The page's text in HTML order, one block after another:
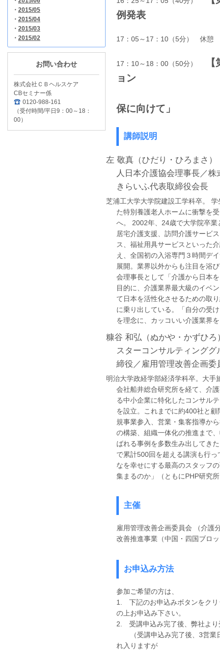
・ 2015/05
・ 2015/04
・ 2015/03
・ 2015/02
お問い合わせ
株式会社ＣＢヘルスケア
CBセミナー係
0120-988-161
（受付時間/平日9：00～18：
00）
例発表
17：05～17：10（5分） 休憩
17：10～18：00（50分）
ョン
保に向けて」
講師説明
左 敬真（ひだり・ひろまさ
人日本介護協会理事長／株
きらいふ代表取締役会長
芝浦工大学大学院建設工学科卒。
た特別養護老人ホームに衝撃を
へ。 2002年、24歳で大学院卒業
居宅介護支援、訪問介護サービ
ス、福祉用具サービスといった
え、全国初の入浴専門３時間デ
展開。業界以外からも注目を浴
会理事長として「介護から日本
目的に、介護業界最大級のイベ
て日本を活性化させるための取
に乗り出している。「自分の受
を理念に、カッコいい介護業界
糠谷 和弘（ぬかや・かずひ
スターコンサルティンググ
締役／雇用管理改善企画委
明治大学政経学部経済学科卒。大手
会社船井総合研究所を経て、介
る中小企業に特化したコンサル
を設立。これまでに約400社と
規事業参入、営業・集客指導か
の構築、組織一体化の推進まで
ばれる事例を多数生み出してき
で累計500回を超える講演も行
なを幸せにする最高のスタッフ
集まるのか」（ともにPHP研究
主催
雇用管理改善企画委員会 （介護
改善推進事業（中国・四国ブロ
お申込み方法
参加ご希望の方は、
1. 下記のお申込みボタンをクリ
の上お申込み下さい。
2. 受講申込み完了後、弊社より
（受講申込み完了後、3営業
れ入りますが